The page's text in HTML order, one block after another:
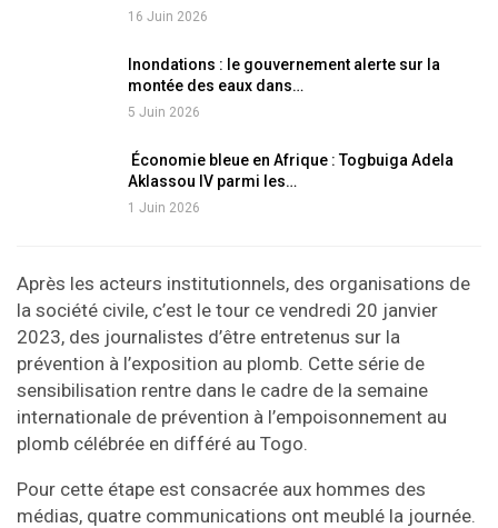
16 Juin 2026
Inondations : le gouvernement alerte sur la
montée des eaux dans…
5 Juin 2026
Économie bleue en Afrique : Togbuiga Adela
Aklassou IV parmi les…
1 Juin 2026
Après les acteurs institutionnels, des organisations de
la société civile, c’est le tour ce vendredi 20 janvier
2023, des journalistes d’être entretenus sur la
prévention à l’exposition au plomb. Cette série de
sensibilisation rentre dans le cadre de la semaine
internationale de prévention à l’empoisonnement au
plomb célébrée en différé au Togo.
Pour cette étape est consacrée aux hommes des
médias, quatre communications ont meublé la journée.